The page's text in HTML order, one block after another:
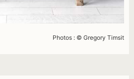
Photos : © Gregory Timsit